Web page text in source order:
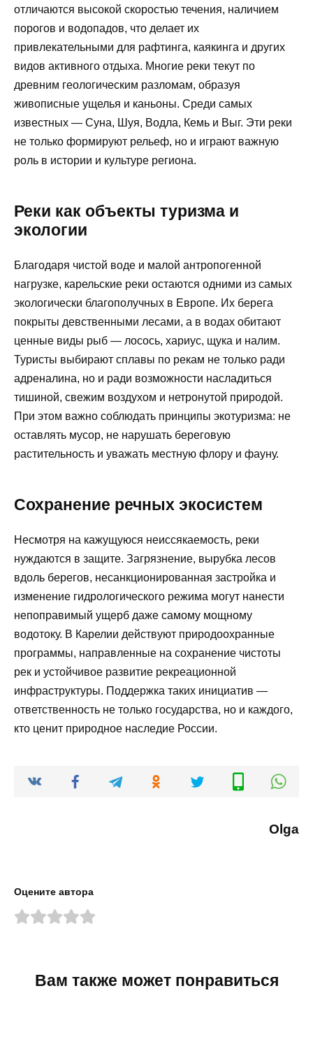
отличаются высокой скоростью течения, наличием
порогов и водопадов, что делает их
привлекательными для рафтинга, каякинга и других
видов активного отдыха. Многие реки текут по
древним геологическим разломам, образуя
живописные ущелья и каньоны. Среди самых
известных — Суна, Шуя, Водла, Кемь и Выг. Эти реки
не только формируют рельеф, но и играют важную
роль в истории и культуре региона.
Реки как объекты туризма и
экологии
Благодаря чистой воде и малой антропогенной
нагрузке, карельские реки остаются одними из самых
экологически благополучных в Европе. Их берега
покрыты девственными лесами, а в водах обитают
ценные виды рыб — лосось, хариус, щука и налим.
Туристы выбирают сплавы по рекам не только ради
адреналина, но и ради возможности насладиться
тишиной, свежим воздухом и нетронутой природой.
При этом важно соблюдать принципы экотуризма: не
оставлять мусор, не нарушать береговую
растительность и уважать местную флору и фауну.
Сохранение речных экосистем
Несмотря на кажущуюся неиссякаемость, реки
нуждаются в защите. Загрязнение, вырубка лесов
вдоль берегов, несанкционированная застройка и
изменение гидрологического режима могут нанести
непоправимый ущерб даже самому мощному
водотоку. В Карелии действуют природоохранные
программы, направленные на сохранение чистоты
рек и устойчивое развитие рекреационной
инфраструктуры. Поддержка таких инициатив —
ответственность не только государства, но и каждого,
кто ценит природное наследие России.
Olga
Оцените автора
Вам также может понравиться